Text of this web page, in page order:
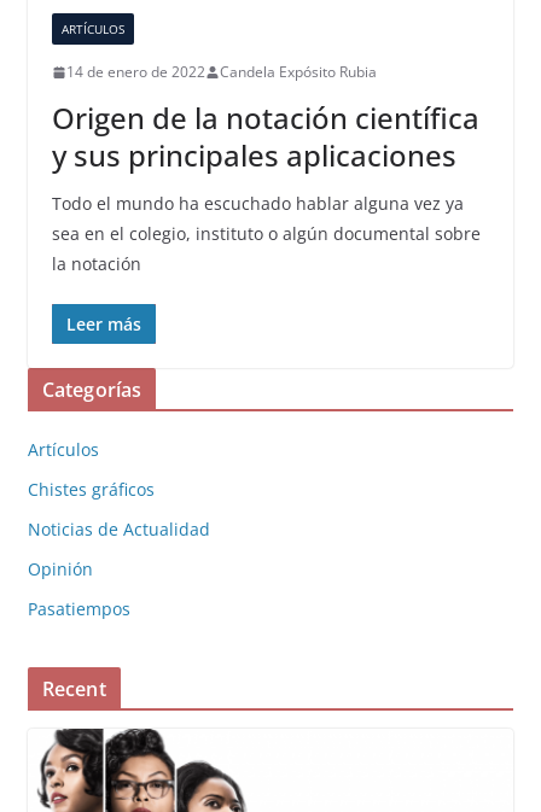
ARTÍCULOS
14 de enero de 2022 Candela Expósito Rubia
Origen de la notación científica
y sus principales aplicaciones
Todo el mundo ha escuchado hablar alguna vez ya
sea en el colegio, instituto o algún documental sobre
la notación
Leer más
Categorías
Artículos
Chistes gráficos
Noticias de Actualidad
Opinión
Pasatiempos
Recent